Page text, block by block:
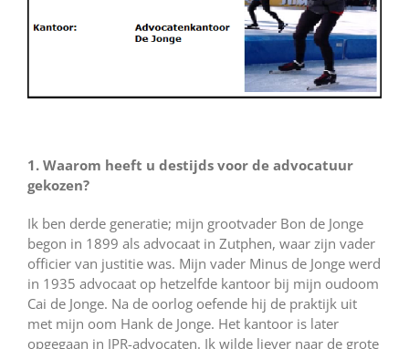
1. Waarom heeft u destijds voor de advocatuur
gekozen?
Ik ben derde generatie; mijn grootvader Bon de Jonge
begon in 1899 als advocaat in Zutphen, waar zijn vader
officier van justitie was. Mijn vader Minus de Jonge werd
in 1935 advocaat op hetzelfde kantoor bij mijn oudoom
Cai de Jonge. Na de oorlog oefende hij de praktijk uit
met mijn oom Hank de Jonge. Het kantoor is later
opgegaan in JPR-advocaten. Ik wilde liever naar de grote